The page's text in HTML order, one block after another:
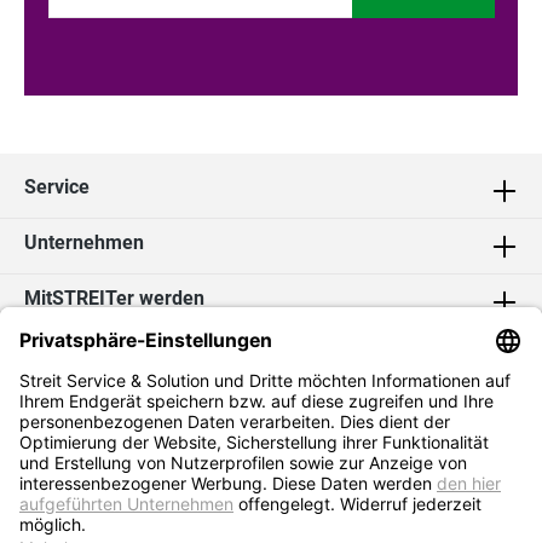
Service
Unternehmen
MitSTREITer werden
Kontakt
Social Media